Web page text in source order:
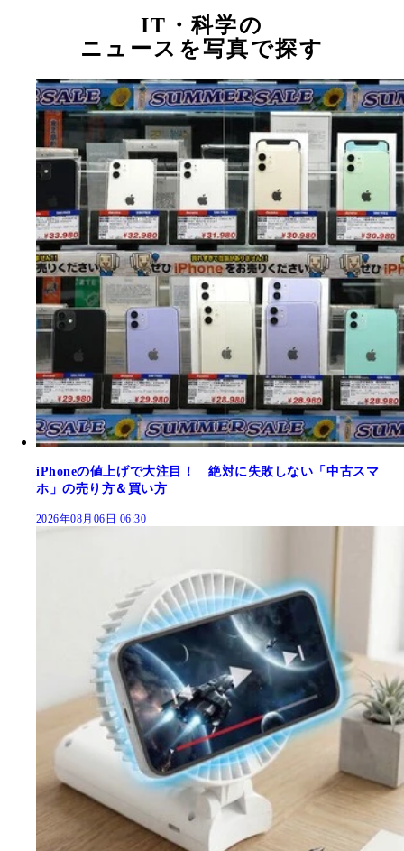
IT・科学の
ニュースを写真で探す
iPhoneの値上げで大注目！ 絶対に失敗しない「中古スマ
ホ」の売り方＆買い方
2026年08月06日 06:30